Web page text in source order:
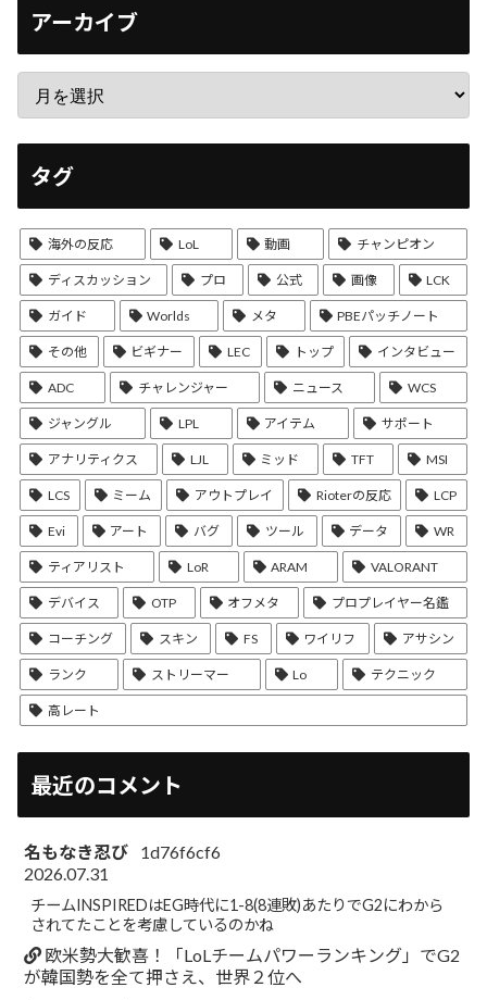
アーカイブ
タグ
海外の反応 LoL 動画 チャンピオン
ディスカッション プロ 公式 画像 LCK
ガイド Worlds メタ PBEパッチノート
その他 ビギナー LEC トップ インタビュー
ADC チャレンジャー ニュース WCS
ジャングル LPL アイテム サポート
アナリティクス LJL ミッド TFT MSI
LCS ミーム アウトプレイ Rioterの反応 LCP
Evi アート バグ ツール データ WR
ティアリスト LoR ARAM VALORANT
デバイス OTP オフメタ プロプレイヤー名鑑
コーチング スキン FS ワイリフ アサシン
ランク ストリーマー Lo テクニック
高レート
最近のコメント
名もなき忍び
1d76f6cf6
2026.07.31
チームINSPIREDはEG時代に1-8(8連敗)あたりでG2にわから
されてたことを考慮しているのかね
欧米勢大歓喜！「LoLチームパワーランキング」でG2
が韓国勢を全て押さえ、世界２位へ